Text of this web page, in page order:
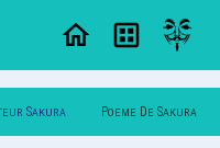
Sakura Poeme De Sakura